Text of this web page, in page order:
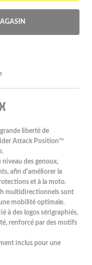
liberté de
Attack Position™
niveau des genoux,
afin d'améliorer la
et à la moto.
multidirectionnels sont
mobilité optimale.
à des logos sérigraphiés,
renforcé par des motifs
inclus pour une